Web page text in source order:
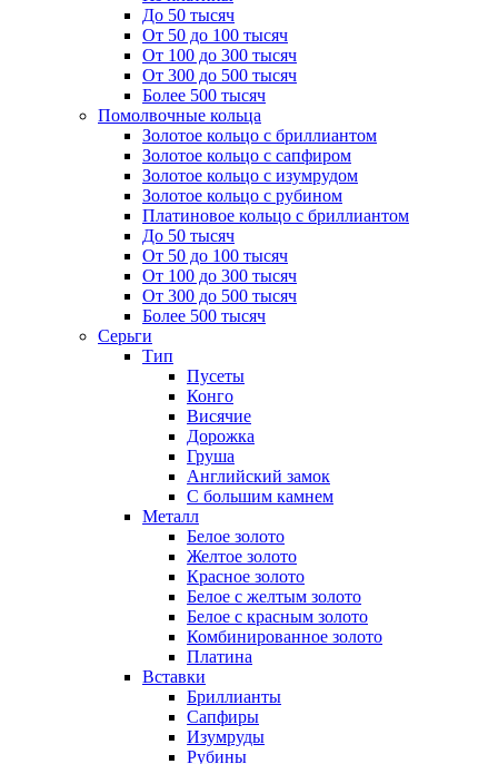
До 50 тысяч
От 50 до 100 тысяч
От 100 до 300 тысяч
От 300 до 500 тысяч
Более 500 тысяч
Помолвочные кольца
Золотое кольцо с бриллиантом
Золотое кольцо с сапфиром
Золотое кольцо с изумрудом
Золотое кольцо с рубином
Платиновое кольцо с бриллиантом
До 50 тысяч
От 50 до 100 тысяч
От 100 до 300 тысяч
От 300 до 500 тысяч
Более 500 тысяч
Серьги
Тип
Пусеты
Конго
Висячие
Дорожка
Груша
Английский замок
С большим камнем
Металл
Белое золото
Желтое золото
Красное золото
Белое с желтым золото
Белое с красным золото
Комбинированное золото
Платина
Вставки
Бриллианты
Сапфиры
Изумруды
Рубины